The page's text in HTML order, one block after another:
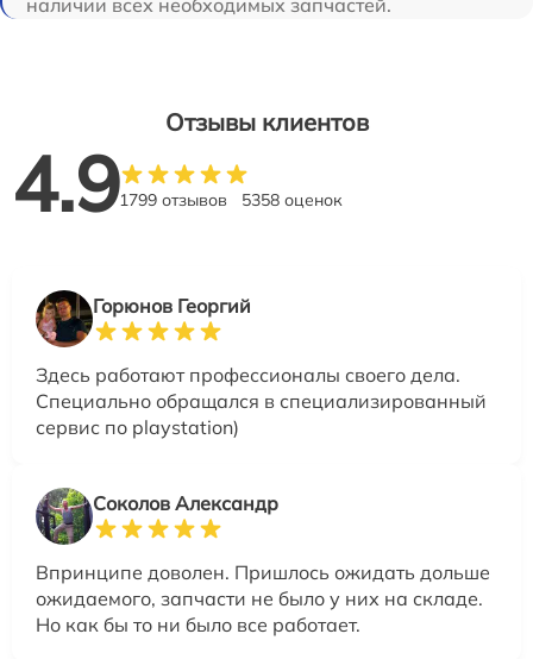
наличии всех необходимых запчастей.
Отзывы клиентов
4.91799 отзывов 5358 оценок
Горюнов Георгий
Здесь работают профессионалы своего дела.
Специально обращался в специализированный
сервис по playstation)
Соколов Александр
Впринципе доволен. Пришлось ожидать дольше
ожидаемого, запчасти не было у них на складе.
Но как бы то ни было все работает.